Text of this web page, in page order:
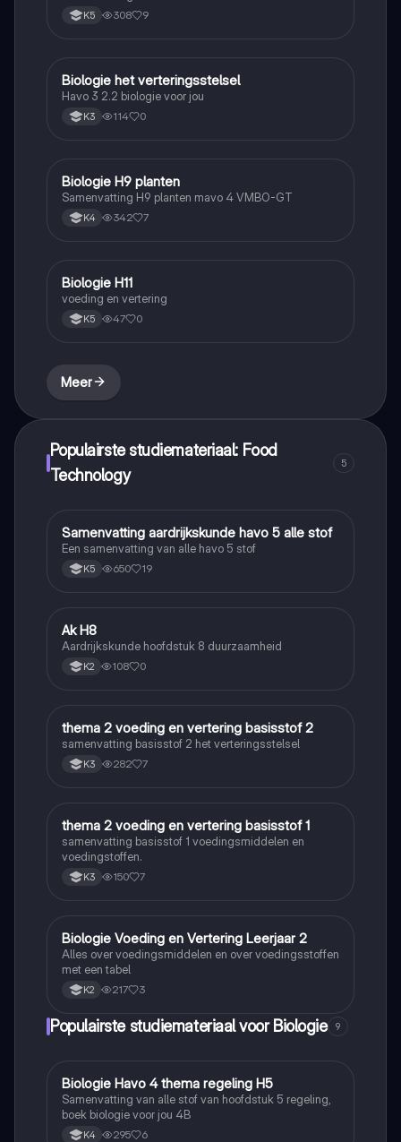
K5 308 9
Biologie
Biologie het verteringsstelsel
Havo 3 2.2 biologie voor jou
K3 114 0
Biologie
Biologie H9 planten
Samenvatting H9 planten mavo 4 VMBO-GT
K4 342 7
Biologie
Biologie H11
voeding en vertering
K5 47 0
Meer
Populairste studiemateriaal: Food
Technology
5
Aardrijkskunde
Samenvatting aardrijkskunde havo 5 alle stof
Een samenvatting van alle havo 5 stof
K5 650 19
Aardrijkskunde
Ak H8
Aardrijkskunde hoofdstuk 8 duurzaamheid
K2 108 0
Biologie
thema 2 voeding en vertering basisstof 2
samenvatting basisstof 2 het verteringsstelsel
K3 282 7
Biologie
thema 2 voeding en vertering basisstof 1
samenvatting basisstof 1 voedingsmiddelen en
voedingstoffen.
K3 150 7
Biologie
Biologie Voeding en Vertering Leerjaar 2
Alles over voedingsmiddelen en over voedingsstoffen
met een tabel
K2 217 3
Populairste studiemateriaal voor Biologie 9
Biologie
Biologie Havo 4 thema regeling H5
Samenvatting van alle stof van hoofdstuk 5 regeling,
boek biologie voor jou 4B
K4 295 6